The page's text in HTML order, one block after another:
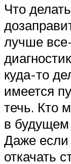
Что
лучше
куда-то
имеется
течь. Кто
в будущем
Даже если
откачать